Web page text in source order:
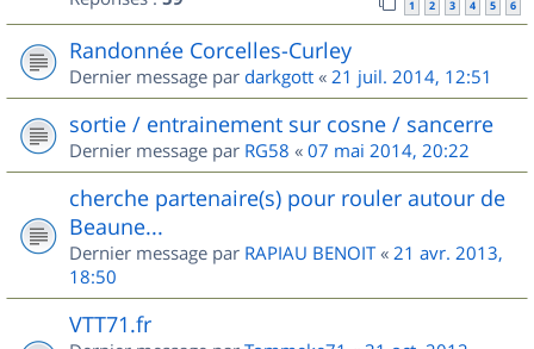
1 2 3 4 5 6
Randonnée Corcelles-Curley
Dernier message par darkgott « 21 juil. 2014, 12:51
sortie / entrainement sur cosne / sancerre
Dernier message par RG58 « 07 mai 2014, 20:22
cherche partenaire(s) pour rouler autour de
Beaune...
Dernier message par RAPIAU BENOIT« 21 avr. 2013,
18:50
VTT71.fr